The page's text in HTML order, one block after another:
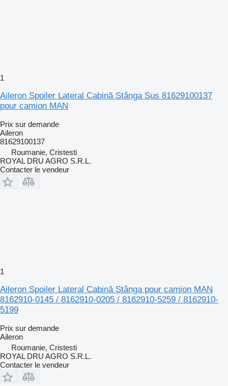
1
Aileron Spoiler Lateral Cabină Stânga Sus 81629100137
pour camion MAN
Prix sur demande
Aileron
81629100137
Roumanie, Cristesti
ROYAL DRU AGRO S.R.L.
Contacter le vendeur
1
Aileron Spoiler Lateral Cabină Stânga pour camion MAN
8162910-0145 / 8162910-0205 / 8162910-5259 / 8162910-
5199
Prix sur demande
Aileron
Roumanie, Cristesti
ROYAL DRU AGRO S.R.L.
Contacter le vendeur